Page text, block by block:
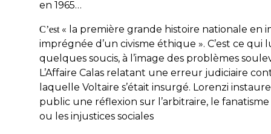
en 1965…
C’est « la première grande histoire nationale en
imprégnée d’un civisme éthique ». C’est ce qui
quelques soucis, à l’image des problèmes
L’Affaire Calas relatant une erreur judiciaire
laquelle Voltaire s’était insurgé. Lorenzi
public une réflexion sur l’arbitraire, le
ou les injustices sociales